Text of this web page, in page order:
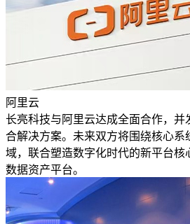
阿里云
长亮科技与阿里云达成全面合作，并
合解决方案。未来双方将围绕核心系
域，联合塑造数字化时代的新平台核
数据资产平台。